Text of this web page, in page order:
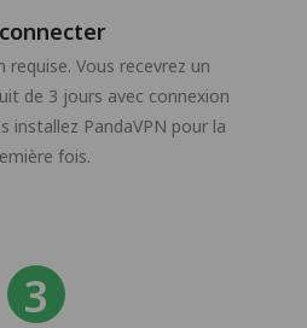
requise. Vous recevrez un
de 3 jours avec connexion
installez PandaVPN pour la
fois.